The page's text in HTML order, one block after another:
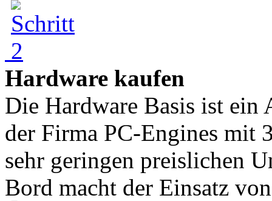
Hardware kaufen
Die Hardware Basis ist
der Firma PC-Engines mit
sehr geringen preislichen
Bord macht der Einsatz